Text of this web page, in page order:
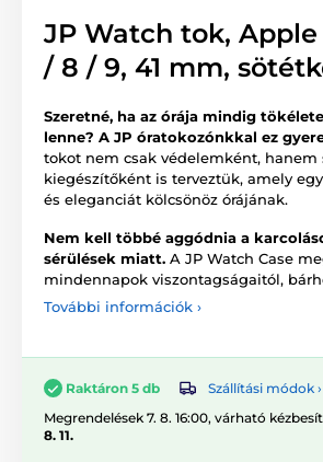
JP Watch tok,
/ 8 / 9, 41 mm,
Szeretné, ha az órája mindig
lenne? A JP óratokozónkkal ez
tokot nem csak védelemként, hanem
kiegészítőként is terveztük, amely
és eleganciát kölcsönöz órájának.
Nem kell többé aggódnia a
sérülések miatt. A JP Watch Case
mindennapok viszontagságaitól,
További információk ›
Raktáron 5 db
Szállítási módok ›
Megrendelések 7. 8. 16:00, várható
8. 11.